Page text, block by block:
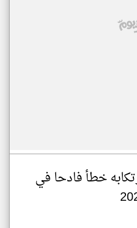
خطأ فادحا في